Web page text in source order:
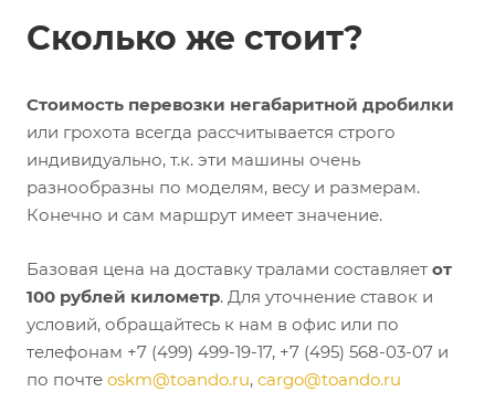
Сколько же стоит?
Стоимость перевозки негабаритной дробилки
или грохота всегда рассчитывается строго
индивидуально, т.к. эти машины очень
разнообразны по моделям, весу и размерам.
Конечно и сам маршрут имеет значение.
Базовая цена на доставку тралами составляет от
100 рублей километр. Для уточнение ставок и
условий, обращайтесь к нам в офис или по
телефонам +7 (499) 499-19-17, +7 (495) 568-03-07 и
по почте oskm@toando.ru, cargo@toando.ru